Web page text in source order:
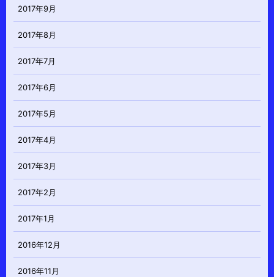
2017年9月
2017年8月
2017年7月
2017年6月
2017年5月
2017年4月
2017年3月
2017年2月
2017年1月
2016年12月
2016年11月